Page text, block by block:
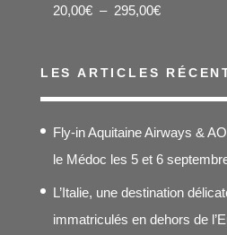
20,00€ – 295,00€Plage
prix :
295,00€
LES ARTICLES
Fly-in Aquitaine Airways &
le Médoc les 5 et 6
L’Italie, une destination
immatriculés en dehors de